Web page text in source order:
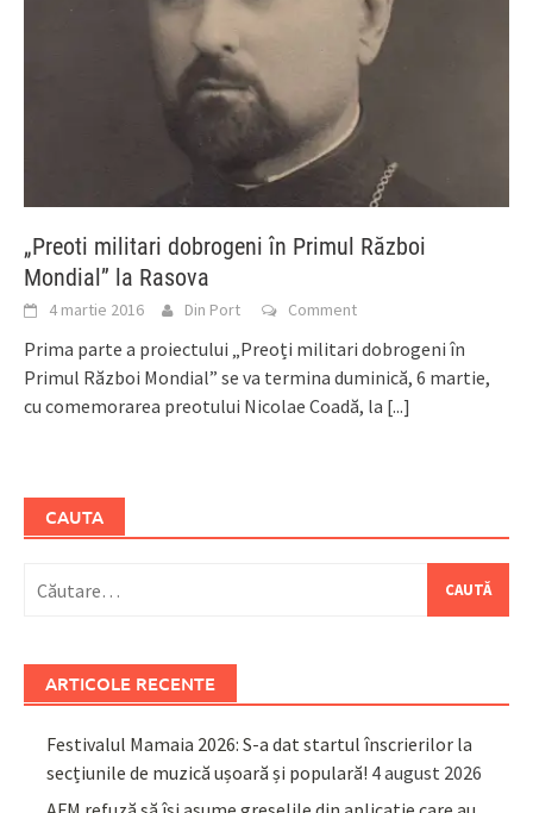
„Preoti militari dobrogeni în Primul Război
Mondial” la Rasova
4 martie 2016 Din Port Comment
Prima parte a proiectului „Preoți militari dobrogeni în
Primul Război Mondial” se va termina duminică, 6 martie,
cu comemorarea preotului Nicolae Coadă, la [...]
CAUTA
după:
ARTICOLE RECENTE
Festivalul Mamaia 2026: S-a dat startul înscrierilor la
secțiunile de muzică ușoară și populară! 4 august 2026